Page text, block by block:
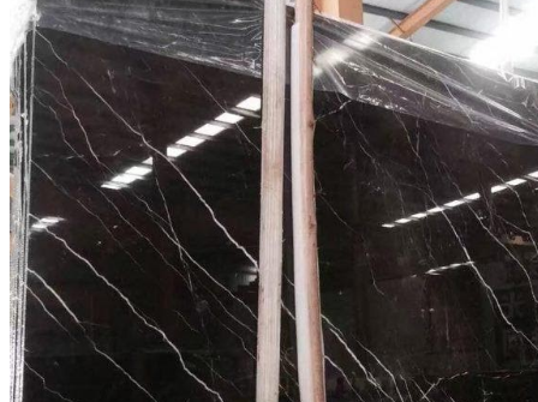
Đá Ốp Bàn Bếp Nhân Tạo
Đá Ốp Bếp Tự Nhiên
Tranh đá
Tranh Đá Granite Đối Xứng
Tranh Đá Marble Đối Xứng
Tranh Đá Sơn Thủy Xuyên Sáng
Tranh Đá Thạch Anh Đối Xứng
Tranh Đá Xuyên Sáng Onyx
Vách Tivi ỐP Đá Cao Cấp
Đá Nhân Tạo
0
Giỏ hàng
Chưa có sản phẩm trong giỏ hàng.